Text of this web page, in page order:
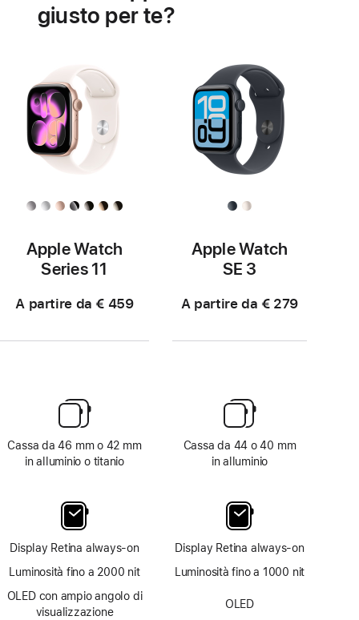
cardiacagiusto per te?
Apple Watch
Series 11
A partire da € 459
Cassa da 46 mm o 42 mm
in alluminio o titanio
Display Retina always‑on
Luminosità fino a 2000 nit
OLED con ampio angolo di
visualizzazione
Apple Watch
SE 3
A partire da € 279
Cassa da 44 o 40 mm
in alluminio
Display Retina always‑on
Luminosità fino a 1000 nit
OLED